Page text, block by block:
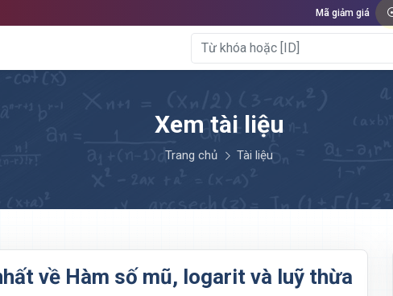
Mã giảm giá
Xem tài liệu
Trang chủ Tài liệu
về Hàm số mũ, logarit và luỹ thừa